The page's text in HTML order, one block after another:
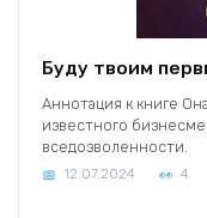
Буду твоим
Аннотация к книге
известного
вседозволенности.
12.07.2024 4